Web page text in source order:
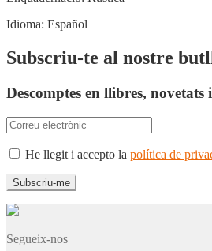
Idioma: Español
Subscriu-te al nostre
Descomptes en llibres, novetats
He llegit i accepto la política de
Segueix-nos